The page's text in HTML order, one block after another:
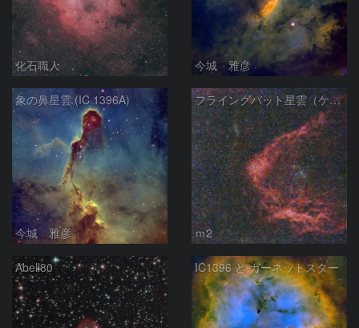
化石職人 今城 雅彦
象の鼻星雲 (IC 1396A)
今城 雅彦
フライングバット星雲（ケフェウス座）
ｍ2
Abell80 IC1396 と ガーネットスター